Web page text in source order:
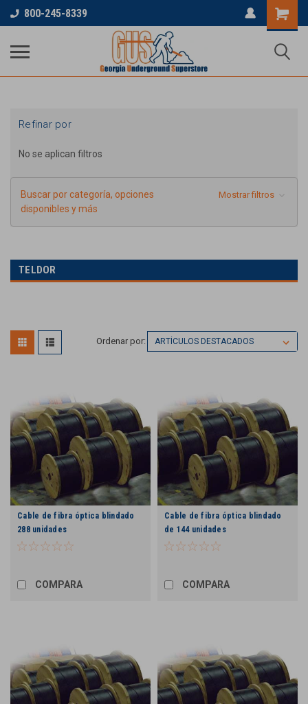
800-245-8339
Refinar por
No se aplican filtros
Buscar por categoría, opciones
disponibles y más
Mostrar filtros
TELDOR
Ordenar por:
Cable de fibra óptica blindado
288 unidades
COMPARA
Cable de fibra óptica blindado
de 144 unidades
COMPARA